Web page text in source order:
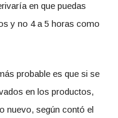
en que puedas
y no 4 a 5 horas como
probable es que si se
en los productos,
nuevo, según contó el